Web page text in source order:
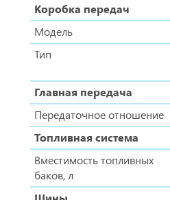
Коробка передач
Модель
Тип
Главная передача
Передаточное отношение
Топливная система
Вместимость топливных
баков, л